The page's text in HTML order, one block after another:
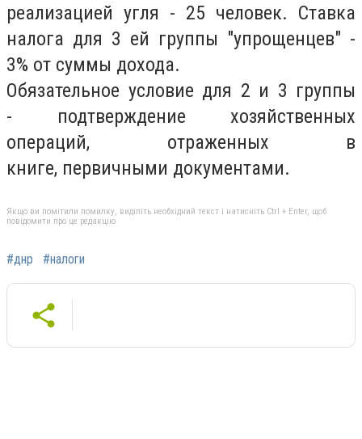
реализацией угля - 25 человек. Ставка
налога для 3 ей группы "упрощенцев" -
3% от суммы дохода.
Обязательное условие для 2 и 3 группы
- подтверждение хозяйственных
операций, отраженных в
книге, первичными документами.
Якщо ви помітили помилку, виділіть необхідний текст і натисніть Ctrl + Enter, щоб
повідомити про це редакцію
#днр #налоги